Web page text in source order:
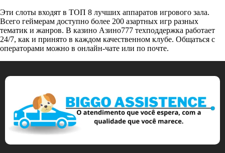
Эти слоты входят в ТОП 8 лучших аппаратов игрового зала.
Всего геймерам доступно более 200 азартных игр разных
тематик и жанров. В казино Азино777 техподдержка работает
24/7, как и принято в каждом качественном клубе. Общаться с
операторами можно в онлайн-чате или по почте.